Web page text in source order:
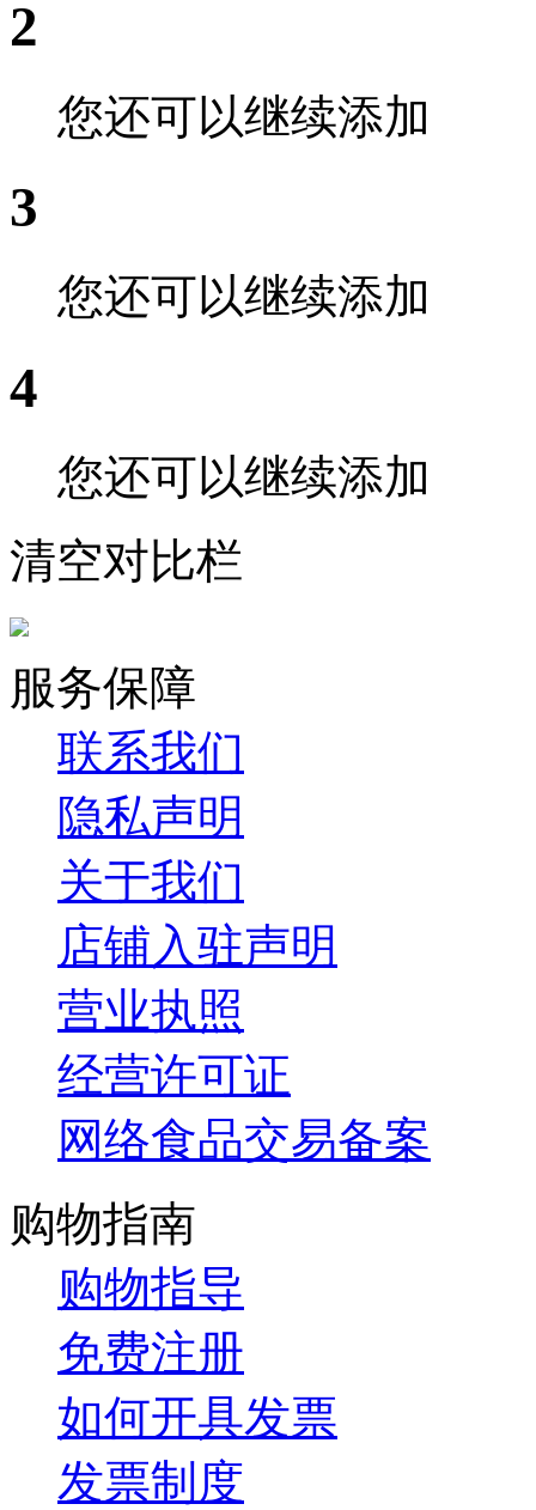
2
您还可以继续添加
3
您还可以继续添加
4
您还可以继续添加
清空对比栏
服务保障
联系我们
隐私声明
关于我们
店铺入驻声明
营业执照
经营许可证
网络食品交易备案
购物指南
购物指导
免费注册
如何开具发票
发票制度